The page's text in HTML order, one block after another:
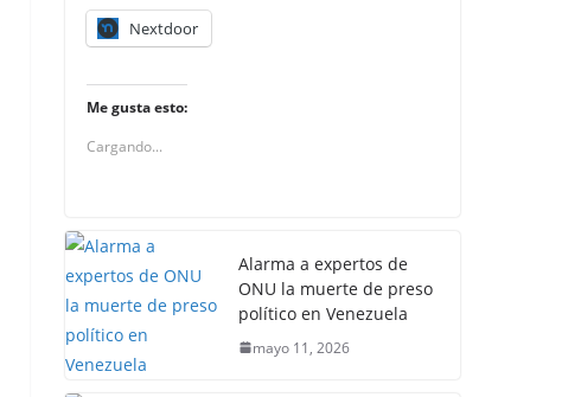
Nextdoor
Me gusta esto:
Cargando...
Alarma a expertos de
ONU la muerte de preso
político en Venezuela
mayo 11, 2026